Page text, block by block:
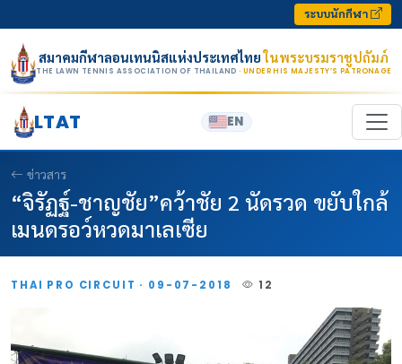
ระบบนักกีฬา
สมาคมกีฬาลอนเทนนิสแห่งประเทศไทยในพระบรมราชูปถัมภ์
THE LAWN TENNIS ASSOCIATION OF THAILAND · UNDER HIS MAJESTY’S PATRONAGE
LTAT EN
ข่าวสาร
“จิรัฏฐ์-ชาญชัย”คว้าชัย 2 นัดรวด ขยับใกล้
เมนดรอว์หวดมาเลเซีย
THAI PRO CIRCUIT · 09-07-2018 12